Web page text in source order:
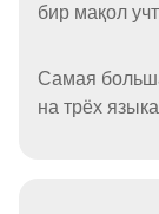
бир мақол
Самая
на трёх